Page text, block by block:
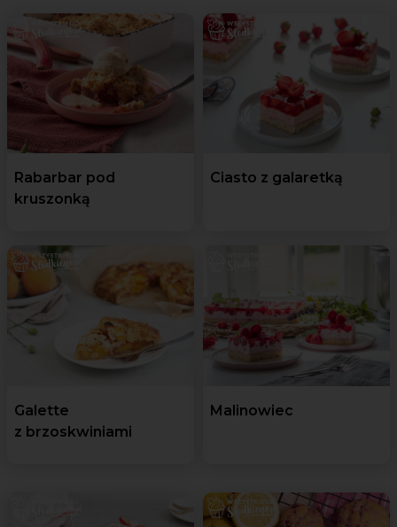
Rabarbar pod
kruszonką
Ciasto z galaretką
Galette
z brzoskwiniami
Malinowiec